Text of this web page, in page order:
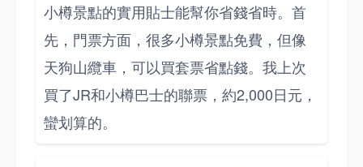
小樽景點的實用貼士能幫你省錢省時。首
先，門票方面，很多小樽景點免費，但像
天狗山纜車，可以買套票省點錢。我上次
買了JR和小樽巴士的聯票，約2,000日元，
蠻划算的。